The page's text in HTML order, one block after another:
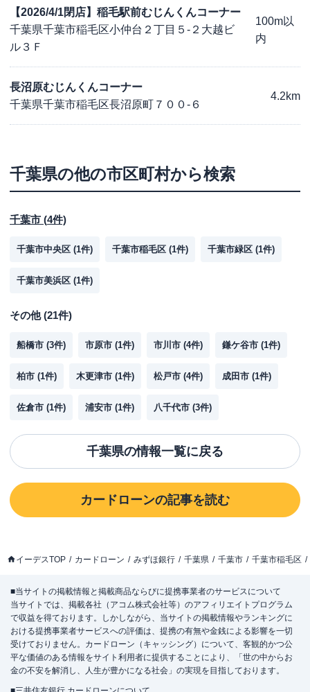
【2026/4/1閉店】稲毛駅前むじんくんコーナー
千葉県千葉市稲毛区小仲台２丁目５-２大越ビ
ル３Ｆ
100m以
内
長沼原むじんくんコーナー
千葉県千葉市稲毛区長沼原町７００-６
4.2km
千葉県の他の市区町村から検索
千葉市 (4件)
千葉市中央区 (1件) 千葉市稲毛区 (1件) 千葉市緑区 (1件)
千葉市美浜区 (1件)
その他(21件)
船橋市 (3件) 市原市 (1件) 市川市 (4件) 鎌ケ谷市 (1件)
柏市 (1件) 木更津市 (1件) 松戸市 (4件) 成田市 (1件)
佐倉市 (1件) 浦安市 (1件) 八千代市 (3件)
千葉県の情報一覧に戻る
カードローンの記事を読む
イーデスTOP カードローン みずほ銀行 千葉県 千葉市 千葉市稲毛区
■当サイトの掲載情報と掲載商品ならびに提携事業者のサービスについて
当サイトでは、掲載各社（アコム株式会社等）のアフィリエイトプログラム
で収益を得ております。しかしながら、当サイトの掲載情報やランキングに
おける提携事業者サービスへの評価は、提携の有無や金銭による影響を一切
受けておりません。カードローン（キャッシング）について、客観的かつ公
平な価値のある情報をサイト利用者に提供することにより、「世の中からお
金の不安を解消し、人生が豊かになる社会」の実現を目指しております。